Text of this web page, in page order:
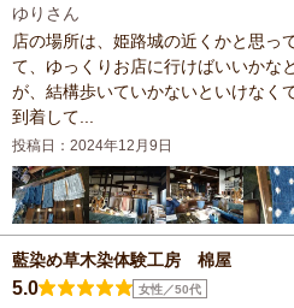
ゆりさん
店の場所は、姫路城の近くかと思っ
て、ゆっくりお店に行けばいいかな
が、結構歩いていかないといけなく
到着して...
投稿日：2024年12月9日
藍染め草木染体験工房 棉屋
5.0 女性／50代